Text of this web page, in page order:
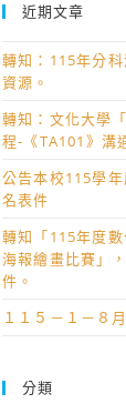
近期文章
轉知：115年分
資源。
轉知：文化大學
程-《TA101》溝
公告本校115學
名表件
轉知「115年度
海報繪畫比賽」
件。
１１５－１－８
分類